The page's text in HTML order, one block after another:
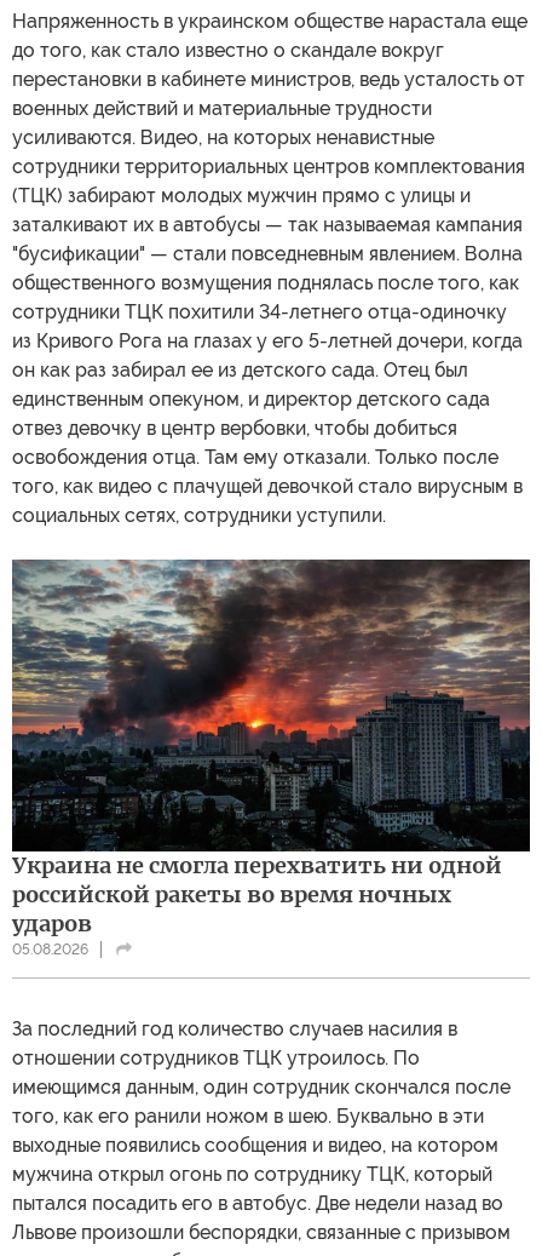
Напряженность в украинском обществе нарастала еще
до того, как стало известно о скандале вокруг
перестановки в кабинете министров, ведь усталость от
военных действий и материальные трудности
усиливаются. Видео, на которых ненавистные
сотрудники территориальных центров комплектования
(ТЦК) забирают молодых мужчин прямо с улицы и
заталкивают их в автобусы — так называемая кампания
"бусификации" — стали повседневным явлением. Волна
общественного возмущения поднялась после того, как
сотрудники ТЦК похитили 34-летнего отца-одиночку
из Кривого Рога на глазах у его 5-летней дочери, когда
он как раз забирал ее из детского сада. Отец был
единственным опекуном, и директор детского сада
отвез девочку в центр вербовки, чтобы добиться
освобождения отца. Там ему отказали. Только после
того, как видео с плачущей девочкой стало вирусным в
социальных сетях, сотрудники уступили.
Украина не смогла перехватить ни одной
российской ракеты во время ночных
ударов
05.08.2026
За последний год количество случаев насилия в
отношении сотрудников ТЦК утроилось. По
имеющимся данным, один сотрудник скончался после
того, как его ранили ножом в шею. Буквально в эти
выходные появились сообщения и видео, на котором
мужчина открыл огонь по сотруднику ТЦК, который
пытался посадить его в автобус. Две недели назад во
Львове произошли беспорядки, связанные с призывом